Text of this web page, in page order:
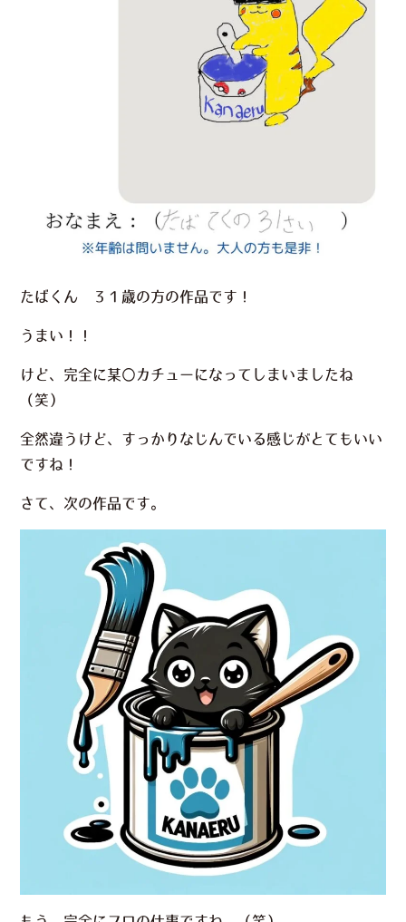
たばくん ３１歳の方の作品です！
うまい！！
けど、完全に某〇カチューになってしまいましたね
（笑）
全然違うけど、すっかりなじんでいる感じがとてもいい
ですね！
さて、次の作品です。